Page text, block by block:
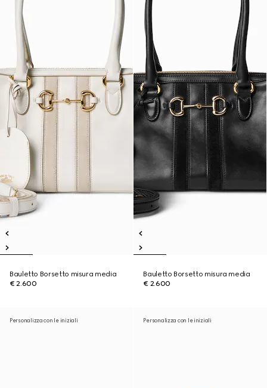
Bauletto Borsetto misura media
€ 2.600
Bauletto Borsetto misura media
€ 2.600
Personalizza con le iniziali Personalizza con le iniziali